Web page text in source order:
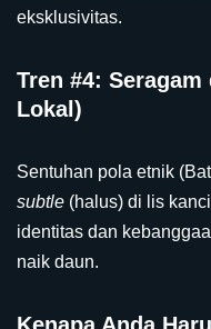
eksklusivitas.
Tren #4:
Lokal)
Sentuhan pola etnik
subtle (halus) di lis
identitas dan
naik daun.